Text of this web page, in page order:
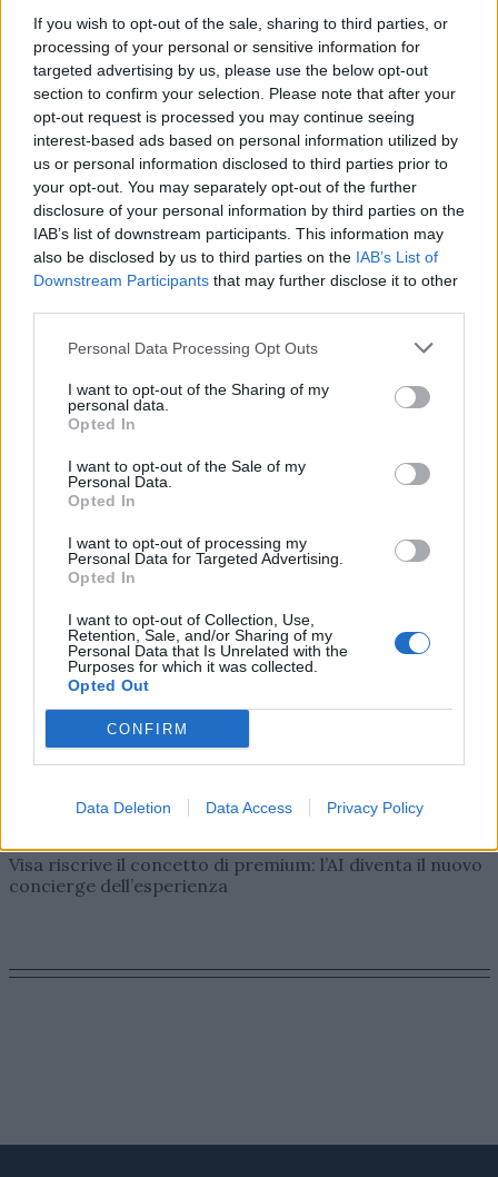
If you wish to opt-out of the sale, sharing to third parties, or
processing of your personal or sensitive information for
targeted advertising by us, please use the below opt-out
section to confirm your selection. Please note that after your
opt-out request is processed you may continue seeing
interest-based ads based on personal information utilized by
us or personal information disclosed to third parties prior to
your opt-out. You may separately opt-out of the further
disclosure of your personal information by third parties on the
IAB’s list of downstream participants. This information may
also be disclosed by us to third parties on the IAB’s List of
Downstream Participants that may further disclose it to other
Personal Data Processing Opt Outs
I want to opt-out of the Sharing of my
personal data.
Opted In
I want to opt-out of the Sale of my
Personal Data.
Opted In
I want to opt-out of processing my
Personal Data for Targeted Advertising.
Opted In
I want to opt-out of Collection, Use,
Retention, Sale, and/or Sharing of my
Personal Data that Is Unrelated with the
Purposes for which it was collected.
Opted Out
CONFIRM
Data Deletion Data Access Privacy Policy
Altri articoli che potrebbero piacerti
Davide Sechi 31/07/2026
Dal lusso circolare all’intelligenza artificiale: come
Lenush Saf costruisce un ecosistema tra creatività,
impresa e musica
AZIENDE E MERCATI
Visa riscrive il concetto di premium: l’AI diventa il nuovo
concierge dell’esperienza